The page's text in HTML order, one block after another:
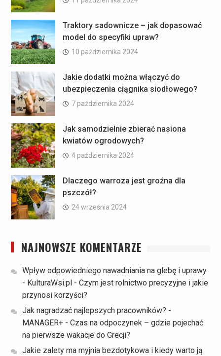
Traktory sadownicze – jak dopasować
model do specyfiki upraw?
10 października 2024
Jakie dodatki można włączyć do
ubezpieczenia ciągnika siodłowego?
7 października 2024
Jak samodzielnie zbierać nasiona
kwiatów ogrodowych?
4 października 2024
Dlaczego warroza jest groźna dla
pszczół?
24 września 2024
NAJNOWSZE KOMENTARZE
Wpływ odpowiedniego nawadniania na glebę i uprawy
- KulturaWsi.pl - Czym jest rolnictwo precyzyjne i jakie
przynosi korzyści?
Jak nagradzać najlepszych pracowników? -
MANAGER+- Czas na odpoczynek – gdzie pojechać
na pierwsze wakacje do Grecji?
Jakie zalety ma myjnia bezdotykowa i kiedy warto ją